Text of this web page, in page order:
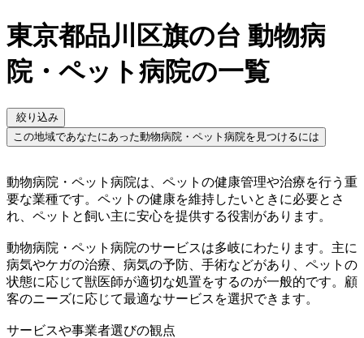
東京都品川区旗の台 動物病
院・ペット病院の一覧
絞り込み
この地域であなたにあった動物病院・ペット病院を見つけるには
動物病院・ペット病院は、ペットの健康管理や治療を行う重
要な業種です。ペットの健康を維持したいときに必要とさ
れ、ペットと飼い主に安心を提供する役割があります。
動物病院・ペット病院のサービスは多岐にわたります。主に
病気やケガの治療、病気の予防、手術などがあり、ペットの
状態に応じて獣医師が適切な処置をするのが一般的です。顧
客のニーズに応じて最適なサービスを選択できます。
サービスや事業者選びの観点